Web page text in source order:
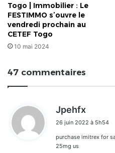
Togo | Immobilier : Le
FESTIMMO s’ouvre le
vendredi prochain au
CETEF Togo
10 mai 2024
47 commentaires
Jpehfx
t
26 juin 2022 à 5h54
purchase imitrex for
25mg us